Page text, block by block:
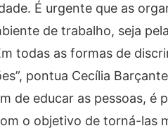
É urgente que as
de trabalho, seja
todas as formas de
pontua Cecília
de educar as pessoas, é
o objetivo de torná-las